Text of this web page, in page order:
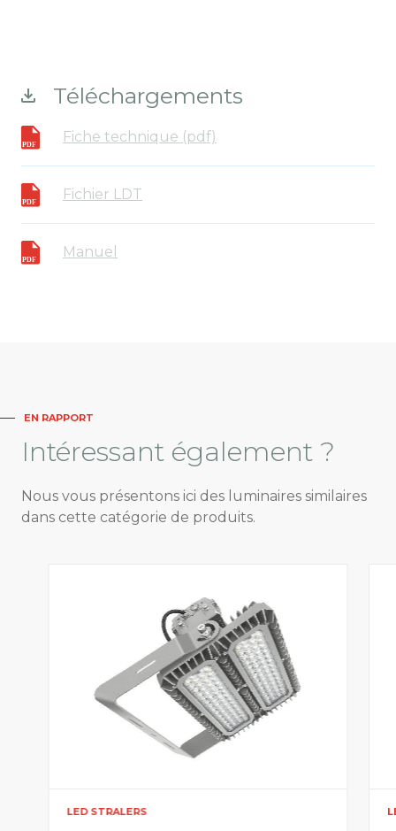
Téléchargements
Fiche technique (pdf)
Fichier LDT
Manuel
EN RAPPORT
Intéressant également ?
Nous vous présentons ici des luminaires similaires
dans cette catégorie de produits.
LED STRALERS